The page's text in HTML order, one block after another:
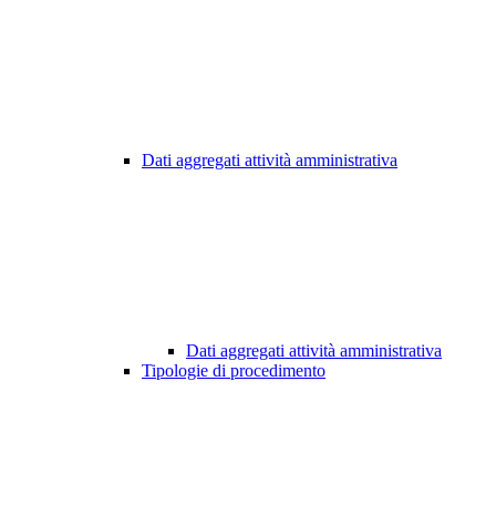
Dati aggregati attività amministrativa
Dati aggregati attività amministrativa
Tipologie di procedimento